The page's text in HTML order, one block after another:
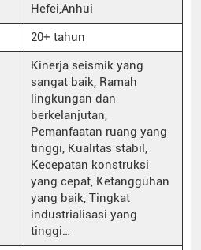
Hefei,Anhui
20+ tahun
Kinerja seismik yang
sangat baik, Ramah
lingkungan dan
berkelanjutan,
Pemanfaatan ruang yang
tinggi, Kualitas stabil,
Kecepatan konstruksi
yang cepat, Ketangguhan
yang baik, Tingkat
industrialisasi yang
tinggi…